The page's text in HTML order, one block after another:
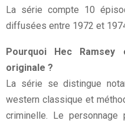
La série compte 10
diffusées entre 1972 et
Pourquoi Hec Ramsey
originale ?
La série se distingue
western classique et
criminelle. Le